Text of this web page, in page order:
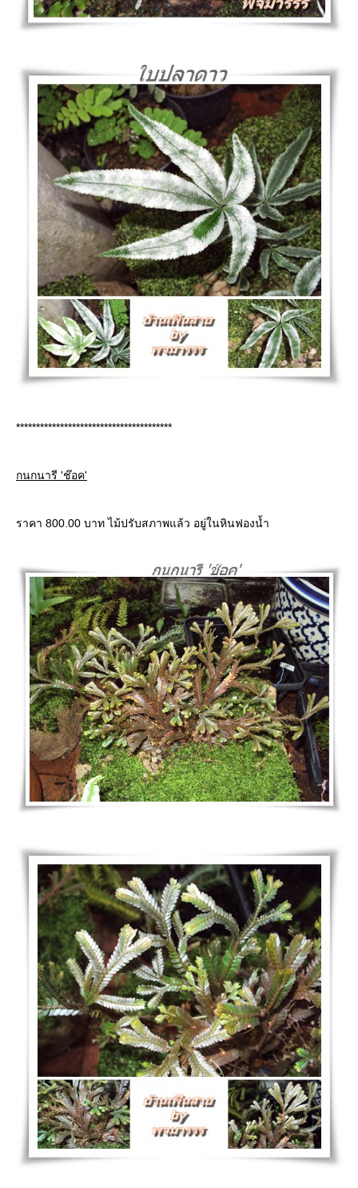
***************************************
กนกนารี 'ช๊อค'
ราคา 800.00 บาท ไม้ปรับสภาพแล้ว อยู่ในหินฟองน้ำ